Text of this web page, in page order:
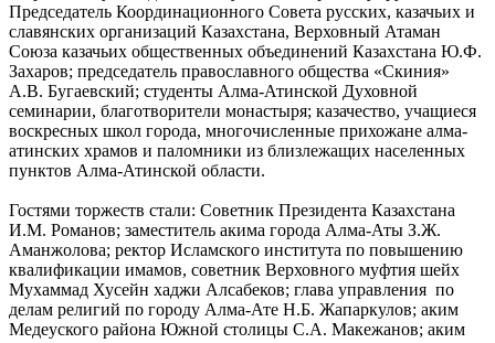
Председатель Координационного Совета русских, казачьих и
славянских организаций Казахстана, Верховный Атаман
Союза казачьих общественных объединений Казахстана Ю.Ф.
Захаров; председатель православного общества «Скиния»
А.В. Бугаевский; студенты Алма-Атинской Духовной
семинарии, благотворители монастыря; казачество, учащиеся
воскресных школ города, многочисленные прихожане алма-
атинских храмов и паломники из близлежащих населенных
пунктов Алма-Атинской области.
Гостями торжеств стали: Советник Президента Казахстана
И.М. Романов; заместитель акима города Алма-Аты З.Ж.
Аманжолова; ректор Исламского института по повышению
квалификации имамов, советник Верховного муфтия шейх
Мухаммад Хусейн хаджи Алсабеков; глава управления по
делам религий по городу Алма-Ате Н.Б. Жапаркулов; аким
Медеуского района Южной столицы С.А. Макежанов; аким